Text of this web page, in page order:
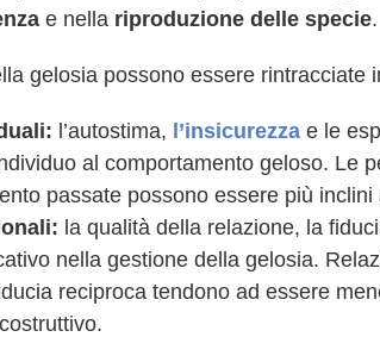
e nella riproduzione delle specie.
gelosia possono essere rintracciate
l’autostima, l’insicurezza e le
al comportamento geloso. Le
passate possono essere più
la qualità della relazione, la
nella gestione della gelosia.
reciproca tendono ad essere